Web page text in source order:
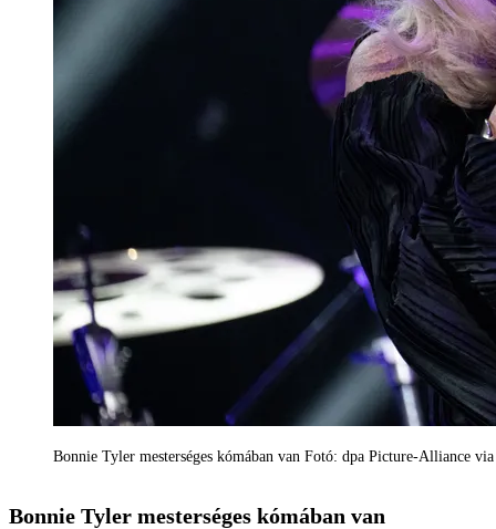
Bonnie Tyler mesterséges kómában van Fotó: dpa Picture-Alliance
Bonnie Tyler mesterséges kómában van